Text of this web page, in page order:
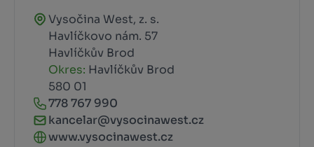
Vysočina West, z. s.
Havlíčkovo nám. 57
Havlíčkův Brod
Okres: Havlíčkův Brod
580 01
778 767 990
kancelar@vysocinawest.cz
www.vysocinawest.cz